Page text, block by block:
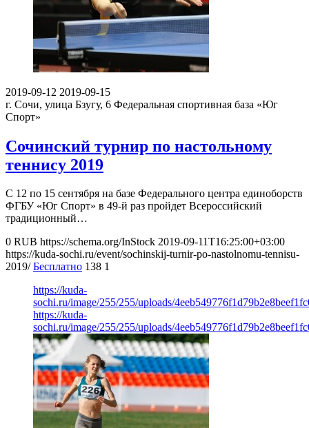
2019-09-12 2019-09-15
г. Сочи, улица Бзугу, 6 Федеральная спортивная база «Юг
Спорт»
Сочинский турнир по настольному
теннису 2019
С 12 по 15 сентября на базе Федерального центра единоборств
ФГБУ «Юг Спорт» в 49-й раз пройдет Всероссийский
традиционный…
0 RUB https://schema.org/InStock 2019-09-11T16:25:00+03:00
https://kuda-sochi.ru/event/sochinskij-turnir-po-nastolnomu-tennisu-
2019/ Бесплатно 138 1
https://kuda-
sochi.ru/image/255/255/uploads/
https://kuda-
sochi.ru/image/255/255/uploads/